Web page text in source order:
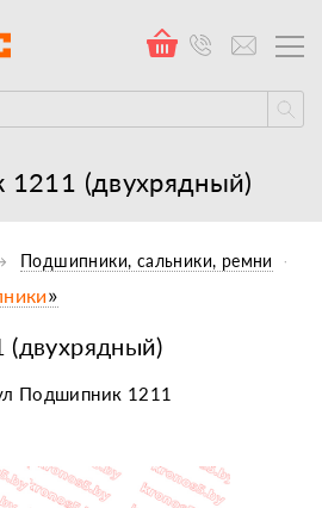
(двухрядный)
Подшипники, сальники, ремни
»
Подшипник 1211